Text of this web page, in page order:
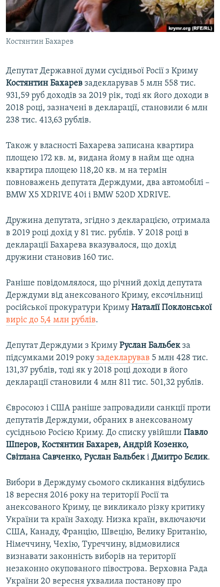
ВІДЕОУРОКИ «ELIFBE»
СВІДЧЕННЯ ОКУПАЦІЇ
УКРАЇНСЬКА ПРОБЛЕМА КРИМУ
Русский
Qırımtatar
Усі сайти RFE/RL
Костянтин Бахарев
Депутат Державної думи сусідньої Росії з Криму
Костянтин Бахарев задекларував 5 млн 558 тис.
931,59 руб доходів за 2019 рік, тоді як його доходи в
2018 році, зазначені в декларації, становили 6 млн
238 тис. 413,63 рублів.
Також у власності Бахарева записана квартира
площею 172 кв. м, видана йому в найм ще одна
квартира площею 118,20 кв. м на термін
повноважень депутата Держдуми, два автомобілі –
BMW X5 XDRIVE 40i і BMW 520D XDRIVE.
Дружина депутата, згідно з декларацією, отримала
в 2019 році дохід у 81 тис. рублів. У 2018 році в
декларації Бахарева вказувалося, що дохід
дружини становив 160 тис.
Раніше повідомлялося, що річний дохід депутата
Держдуми від анексованого Криму, ексочільниці
російської прокуратури Криму Наталії Поклонської
виріс до 5,4 млн рублів.
Депутат Держдуми з Криму Руслан Бальбекза
підсумками 2019 року задекларував 5 млн 428 тис.
131,37 рублів, тоді як у 2018 році доходи в його
декларації становили 4 млн 811 тис. 501,32 рублів.
Євросоюз і США раніше запровадили санкції проти
депутатів Держдуми, обраних в анексованому
сусідньою Росією Криму. До списку увійшли Павло
Шперов, Костянтин Бахарев, Андрій Козенко,
Світлана Савченко, Руслан Бальбекі Дмитро Бєлик.
Вибори в Держдуму сьомого скликання відбулись
18 вересня 2016 року на території Росії та
анексованого Криму, це викликало різку критику
України та країн Заходу. Низка країн, включаючи
США, Канаду, Францію, Швецію, Велику Британію,
Німеччину, Чехію, Туреччину, відмовилися
визнавати законність виборів на території
незаконно окупованого півострова. Верховна Рада
України 20 вересня ухвалила постанову про